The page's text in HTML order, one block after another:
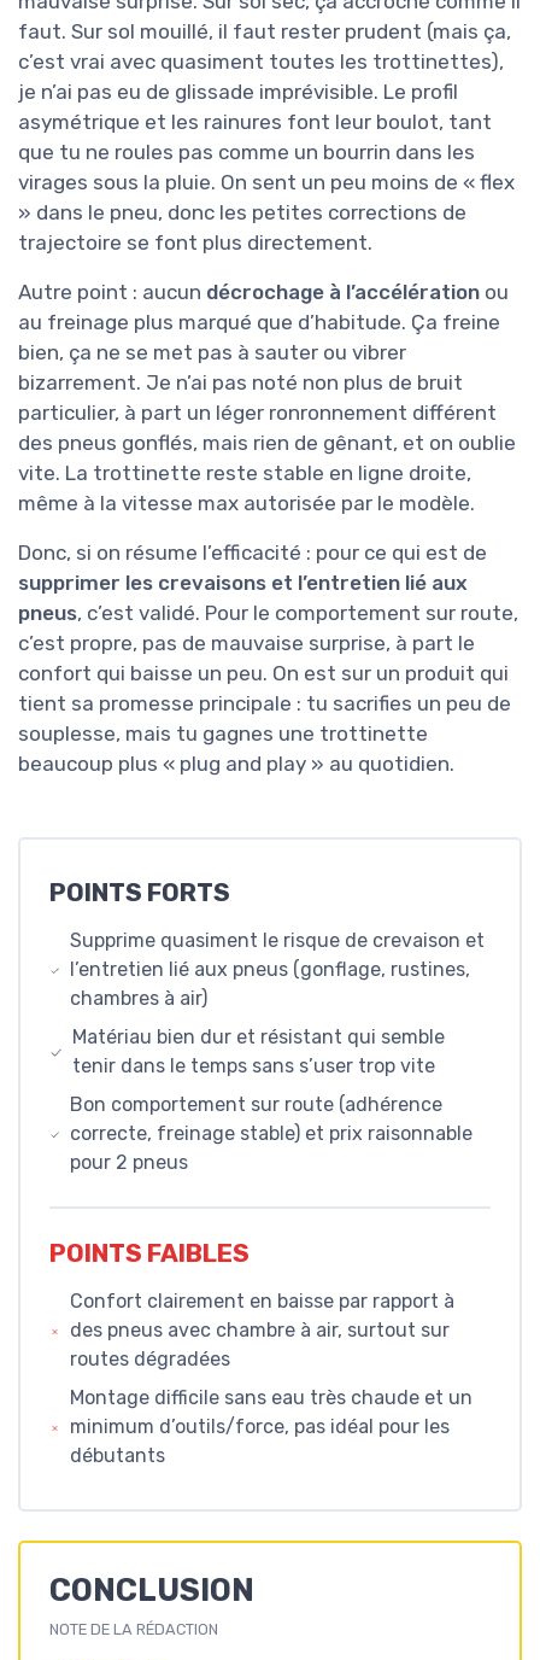
faut. Sur sol mouillé, il faut rester prudent (mais ça,
c’est vrai avec quasiment toutes les trottinettes),
je n’ai pas eu de glissade imprévisible. Le profil
asymétrique et les rainures font leur boulot, tant
que tu ne roules pas comme un bourrin dans les
virages sous la pluie. On sent un peu moins de « flex
» dans le pneu, donc les petites corrections de
trajectoire se font plus directement.
Autre point : aucun décrochage à l’accélération ou
au freinage plus marqué que d’habitude. Ça freine
bien, ça ne se met pas à sauter ou vibrer
bizarrement. Je n’ai pas noté non plus de bruit
particulier, à part un léger ronronnement différent
des pneus gonflés, mais rien de gênant, et on oublie
vite. La trottinette reste stable en ligne droite,
même à la vitesse max autorisée par le modèle.
Donc, si on résume l’efficacité : pour ce qui est de
supprimer les crevaisons et l’entretien lié aux
pneus, c’est validé. Pour le comportement sur route,
c’est propre, pas de mauvaise surprise, à part le
confort qui baisse un peu. On est sur un produit qui
tient sa promesse principale : tu sacrifies un peu de
souplesse, mais tu gagnes une trottinette
beaucoup plus « plug and play » au quotidien.
POINTS FORTS
Supprime quasiment le risque de crevaison et
l’entretien lié aux pneus (gonflage, rustines,
chambres à air)
Matériau bien dur et résistant qui semble
tenir dans le temps sans s’user trop vite
Bon comportement sur route (adhérence
correcte, freinage stable) et prix raisonnable
pour 2 pneus
POINTS FAIBLES
Confort clairement en baisse par rapport à
des pneus avec chambre à air, surtout sur
routes dégradées
Montage difficile sans eau très chaude et un
minimum d’outils/force, pas idéal pour les
débutants
CONCLUSION
NOTE DE LA RÉDACTION